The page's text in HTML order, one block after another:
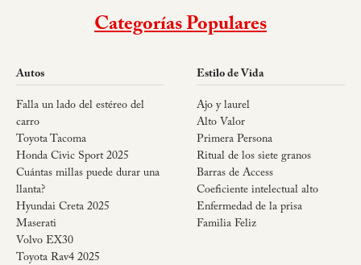
Categorías Populares
Autos
Falla un lado del estéreo del
carro
Toyota Tacoma
Honda Civic Sport 2025
Cuántas millas puede durar una
llanta?
Hyundai Creta 2025
Maserati
Volvo EX30
Toyota Rav4 2025
Estilo de Vida
Ajo y laurel
Alto Valor
Primera Persona
Ritual de los siete granos
Barras de Access
Coeficiente intelectual alto
Enfermedad de la prisa
Familia Feliz